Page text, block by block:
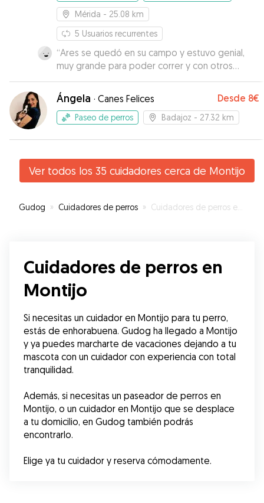
Mérida - 25.08 km
5 Usuarios recurrentes
“Ares se quedó en su campo y estuvo genial,
muy grande para poder correr y con otros
perros para que jugase, llegó cansadito a casa,
todo perfecto con ella.
Ángela · Canes Felices Desde 8€
Paseo de perros Badajoz - 27.32 km
Ver todos los 35 cuidadores cerca de Montijo
Gudog » Cuidadores de perros » Cuidadores de perros en Montijo
Cuidadores de perros en
Montijo
Si necesitas un cuidador en Montijo para tu perro,
estás de enhorabuena. Gudog ha llegado a Montijo
y ya puedes marcharte de vacaciones dejando a tu
mascota con un cuidador con experiencia con total
tranquilidad.
Además, si necesitas un paseador de perros en
Montijo, o un cuidador en Montijo que se desplace
a tu domicilio, en Gudog también podrás
encontrarlo.
Elige ya tu cuidador y reserva cómodamente.